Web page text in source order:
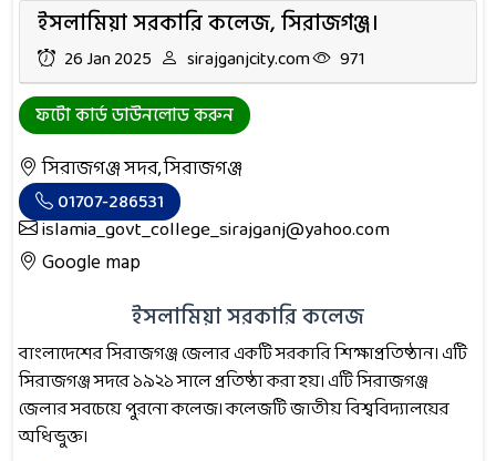
ইসলামিয়া সরকারি কলেজ, সিরাজগঞ্জ।
26 Jan 2025 sirajganjcity.com 971
ফটো কার্ড ডাউনলোড করুন
সিরাজগঞ্জ সদর, সিরাজগঞ্জ
01707-286531
islamia_govt_college_sirajganj@yahoo.com
Google map
ইসলামিয়া সরকারি কলেজ
বাংলাদেশের সিরাজগঞ্জ জেলার একটি সরকারি শিক্ষাপ্রতিষ্ঠান। এটি
সিরাজগঞ্জ সদরে ১৯২১ সালে প্রতিষ্ঠা করা হয়। এটি সিরাজগঞ্জ
জেলার সবচেয়ে পুরনো কলেজ। কলেজটি জাতীয় বিশ্ববিদ্যালয়ের
অধিভুক্ত।